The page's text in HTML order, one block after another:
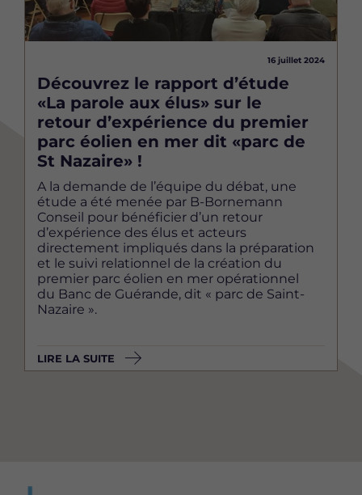
16 juillet 2024
Découvrez le rapport d’étude
«La parole aux élus» sur le
retour d’expérience du premier
parc éolien en mer dit «parc de
St Nazaire» !
A la demande de l’équipe du débat, une
étude a été menée par B-Bornemann
Conseil pour bénéficier d’un retour
d’expérience des élus et acteurs
directement impliqués dans la préparation
et le suivi relationnel de la création du
premier parc éolien en mer opérationnel
du Banc de Guérande, dit « parc de Saint-
Nazaire ».
LIRE LA SUITE